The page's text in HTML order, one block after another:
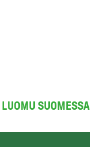
LUOMU SUOMESSA